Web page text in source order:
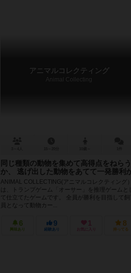
アニマルコレクティング
Animal Collecting
同じ種類の動物を集めて高得点をねらう
か、 逃げ出した動物をあてて一発勝利
ANIMAL COLLECTING(アニマルコレクティング）
は、トランプゲーム「オーサー」を推理ゲームとし
て仕立てたゲームです。 全員が勝利を目指して飼
員となって動物カー...
6
興味あり
9
経験あり
1
お気に入り
8
持ってる